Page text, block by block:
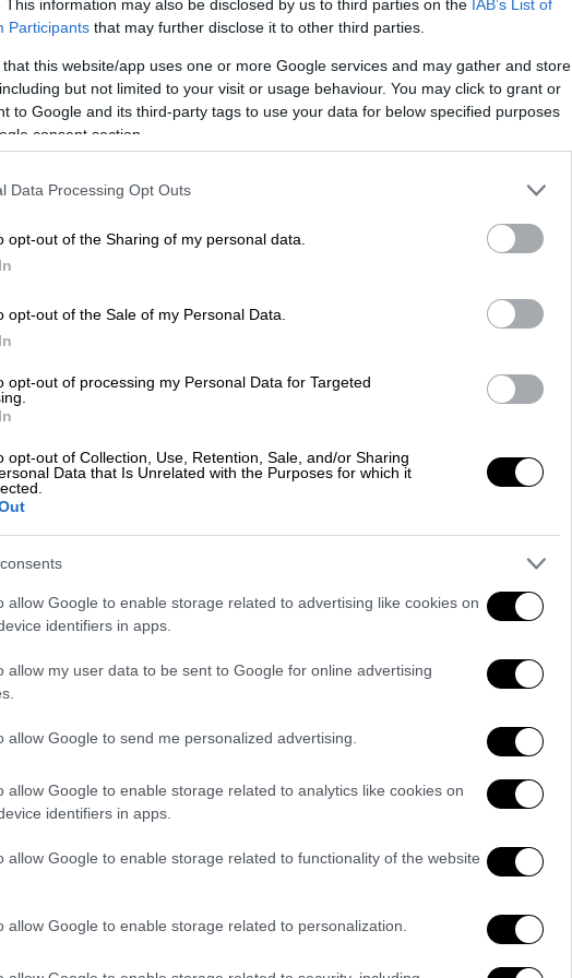
This information may also be disclosed by us to third parties on the IAB’s List of
Participants that may further disclose it to other third parties.
that this website/app uses one or more Google services and may gather and store
but not limited to your visit or usage behaviour. You may click to grant or
to Google and its third-party tags to use your data for below specified purposes
consent section.
Data Processing Opt Outs
opt-out of the Sharing of my personal data.
opt-out of the Sale of my Personal Data.
opt-out of processing my Personal Data for Targeted
opt-out of Collection, Use, Retention, Sale, and/or Sharing
Data that Is Unrelated with the Purposes for which it
allow Google to enable storage related to advertising like cookies on
identifiers in apps.
allow my user data to be sent to Google for online advertising
allow Google to send me personalized advertising.
allow Google to enable storage related to analytics like cookies on
identifiers in apps.
allow Google to enable storage related to functionality of the website
allow Google to enable storage related to personalization.
Ηοργάνωση RAFτης Κλέτε, γνωστή και
επιθέσεωναπό τις αρχές της
δεκαετίας του 1990.
διαπράξειληστείες σε σούπερ μάρκετ και
μαζί με δύο ακόμη πρώην μέλη της
Φόλκερ Σταουμπ, οι οποίοι
της Κλέτεαποδοκίμασαν την
φωνάζοντας «λευτεριά στη
Κλέτε (BKA via AP)